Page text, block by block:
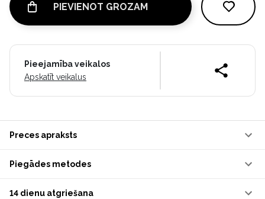
PIEVIENOT GROZAM
Pieejamība veikalos
Apskatīt veikalus
Preces apraksts
Piegādes metodes
14 dienu atgriešana